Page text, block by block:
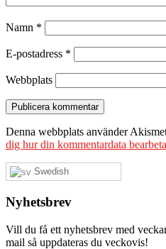
Namn *
E-postadress *
Webbplats
Denna webbplats använder
dig hur din kommentardata
Swedish
Nyhetsbrev
Vill du få ett nyhetsbrev med
mail så uppdateras du veckovis!